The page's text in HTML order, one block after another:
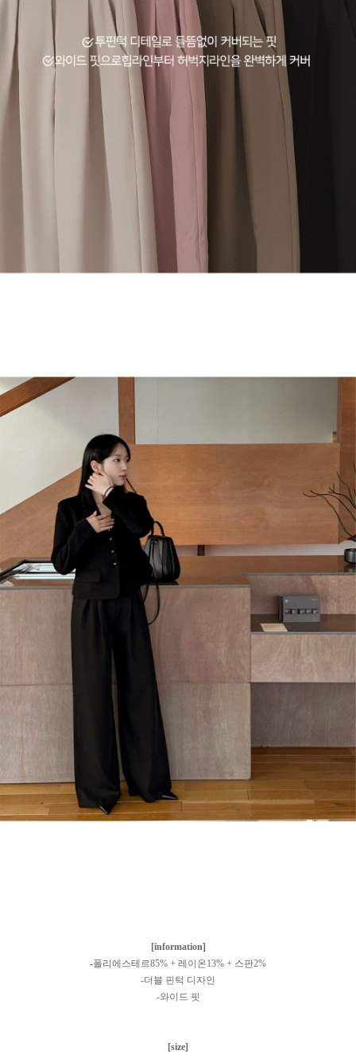
[information]
-폴리에스테르85% + 레이온13% + 스판2%
-더블 핀턱 디자인
-와이드 핏
[size]